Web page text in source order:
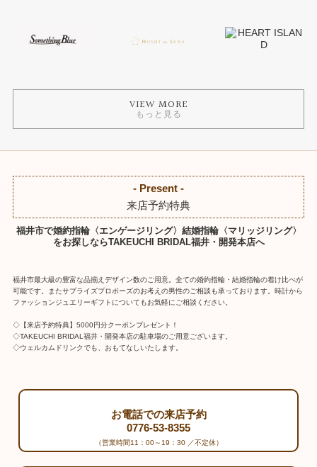
VIEW MORE
もっと見る
- Present -
来店予約特典
福井市で婚約指輪〈エンゲージリング〉結婚指輪〈マリッジリング〉
をお探しならTAKEUCHI BRIDAL福井・開発本店へ
福井市最大級の豊富な品揃えデザイン数のご用意。全ての婚約指輪・結婚指輪の着け比べが
可能です。またサプライズプロポーズのお考えの男性のご相談も承っております。時計から
ファッションジュエリーギフトについてもお気軽にご相談ください。
◇【来店予約特典】5000円分クーポンプレゼント！
◇TAKEUCHI BRIDAL福井・開発本店の駐車場のご用意ございます。
◇ウェルカムドリンクでも、おもてなしいたします。
お電話での来店予約
0776-53-8355
（営業時間11：00～19：30 ／不定休）